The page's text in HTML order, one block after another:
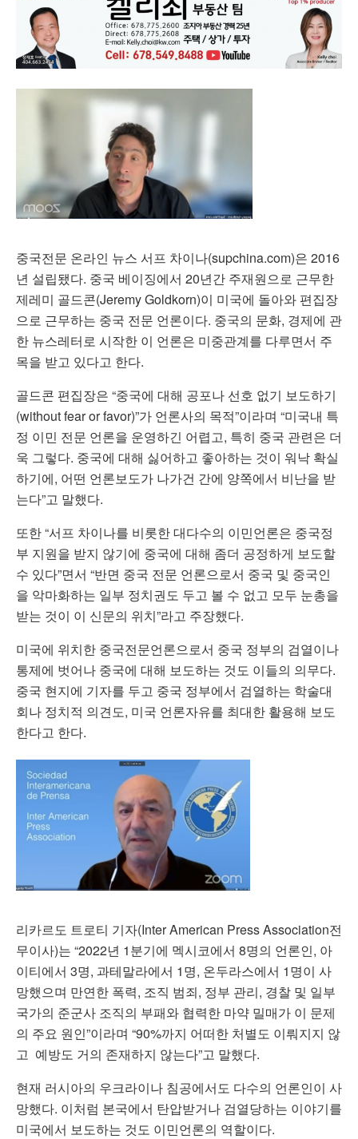
중국전문 온라인 뉴스 서프 차이나(supchina.com)은 2016
년 설립됐다. 중국 베이징에서 20년간 주재원으로 근무한
제레미 골드콘(Jeremy Goldkorn)이 미국에 돌아와 편집장
으로 근무하는 중국 전문 언론이다. 중국의 문화, 경제에 관
한 뉴스레터로 시작한 이 언론은 미중관계를 다루면서 주
목을 받고 있다고 한다.
골드콘 편집장은 “중국에 대해 공포나 선호 없기 보도하기
(without fear or favor)”가 언론사의 목적”이라며 “미국내 특
정 이민 전문 언론을 운영하긴 어렵고, 특히 중국 관련은 더
욱 그렇다. 중국에 대해 싫어하고 좋아하는 것이 워낙 확실
하기에, 어떤 언론보도가 나가건 간에 양쪽에서 비난을 받
는다”고 말했다.
또한 “서프 차이나를 비롯한 대다수의 이민언론은 중국정
부 지원을 받지 않기에 중국에 대해 좀더 공정하게 보도할
수 있다”면서 “반면 중국 전문 언론으로서 중국 및 중국인
을 악마화하는 일부 정치권도 두고 볼 수 없고 모두 눈총을
받는 것이 이 신문의 위치”라고 주장했다.
미국에 위치한 중국전문언론으로서 중국 정부의 검열이나
통제에 벗어나 중국에 대해 보도하는 것도 이들의 의무다.
중국 현지에 기자를 두고 중국 정부에서 검열하는 학술대
회나 정치적 의견도, 미국 언론자유를 최대한 활용해 보도
한다고 한다.
리카르도 트로티 기자(Inter American Press Association전
무이사)는 “2022년 1분기에 멕시코에서 8명의 언론인, 아
이티에서 3명, 과테말라에서 1명, 온두라스에서 1명이 사
망했으며 만연한 폭력, 조직 범죄, 정부 관리, 경찰 및 일부
국가의 준군사 조직의 부패와 협력한 마약 밀매가 이 문제
의 주요 원인”이라며 “90%까지 어떠한 처별도 이뤄지지 않
고 예방도 거의 존재하지 않는다”고 말했다.
현재 러시아의 우크라이나 침공에서도 다수의 언론인이 사
망했다. 이처럼 본국에서 탄압받거나 검열당하는 이야기를
미국에서 보도하는 것도 이민언론의 역할이다.